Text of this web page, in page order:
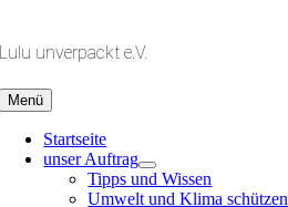
springen
Lulu unverpackt e.V.
Menü
Startseite
unser Auftrag
Tipps und Wissen
Umwelt und Klima schützen